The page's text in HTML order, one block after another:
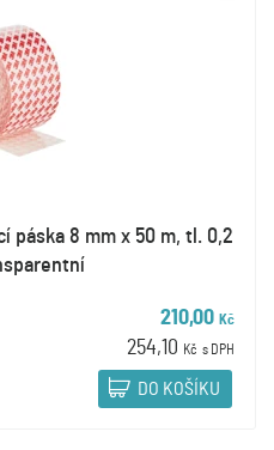
páska 8 mm x 50 m, tl. 0,2
210,00 Kč
254,10 Kč s DPH
DO KOŠÍKU